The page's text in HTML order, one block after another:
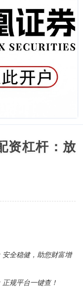
资杠杆：放
全稳健，助您财富增
规平台一键查！